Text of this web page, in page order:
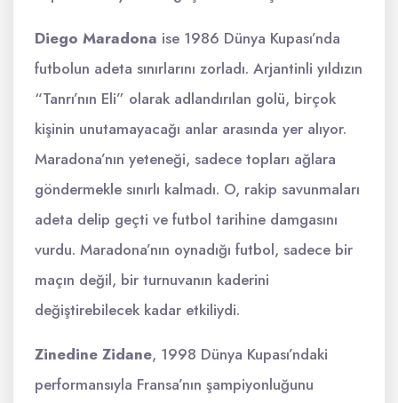
Diego Maradona ise 1986 Dünya Kupası’nda
futbolun adeta sınırlarını zorladı. Arjantinli yıldızın
“Tanrı’nın Eli” olarak adlandırılan golü, birçok
kişinin unutamayacağı anlar arasında yer alıyor.
Maradona’nın yeteneği, sadece topları ağlara
göndermekle sınırlı kalmadı. O, rakip savunmaları
adeta delip geçti ve futbol tarihine damgasını
vurdu. Maradona’nın oynadığı futbol, sadece bir
maçın değil, bir turnuvanın kaderini
değiştirebilecek kadar etkiliydi.
Zinedine Zidane, 1998 Dünya Kupası’ndaki
performansıyla Fransa’nın şampiyonluğunu